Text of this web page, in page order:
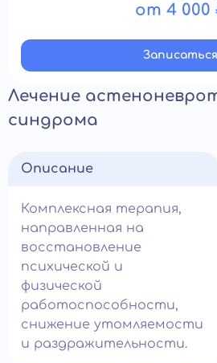
от 4 000
Записатьcя
Лечение
синдрома
Описание
Комплексная терапия,
направленная на
восстановление
психической и
физической
работоспособности,
снижение утомляемости
и раздражительности.